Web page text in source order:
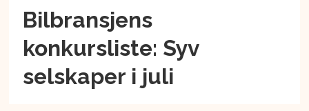
Bilbransjens
konkursliste: Syv
selskaper i juli